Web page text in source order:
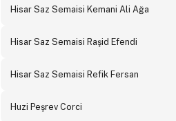
Hisar Saz Semaisi Kemani Ali Ağa
Hisar Saz Semaisi Raşid Efendi
Hisar Saz Semaisi Refik Fersan
Huzi Peşrev Corci